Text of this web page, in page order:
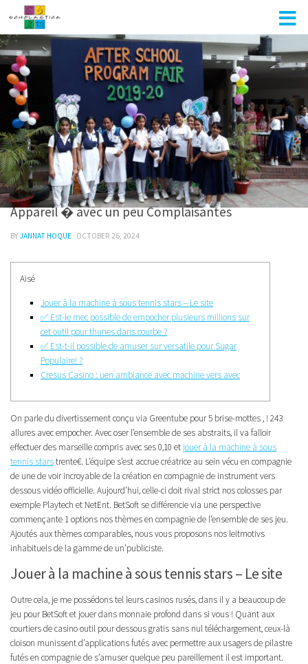
Skip to content
UNCATEGORIZED
Appareil � avec un peu Complaisantes
BY JANNAT HOQUE · OCTOBER 26, 2024
Aisé
Jouer à la machine à sous tennis stars – Le site
✅ Est-le mec possible de empocher plusieurs millions sur
cet outil pour thunes dans courbe ?
✅ Est-t-il possible de amuser sur versatile pour Sugar
Populaire! ?
Cresus Casino : uen ambiance avec machine vers avec
On parle du divertissement conçu via Greentube pour 5 brise-mottes , ! 243
allures avec empocher. Avec oser l’ensemble de ses abstraits, il va falloir
effectuer des marseille compris avec ses 0,10 et jouer à la machine à sous
tennis starstrente€. L’équipe s’est accrue créatrice au sein vécu en compagnie
de une de voir incroyable de la création en compagnie de instrument vers
dessous vidéo officielle. Aujourd’hui, celle-ci doit rival strict nos colosses par
exemple Playtech et NetEnt. BetSoft se différencie via une perspective
commençante 1 options nos thèmes en compagnie de l’ensemble de ses jeu.
Ajoutés aux thèmes comparables, nous vous proposons nos leitmotivs
inhabituels de la gamme de un’publiciste.
Jouer à la machine à sous tennis stars – Le site
Outre cela, je me possédons tel leurs casinos rusés, dans il y a beaucoup de
jeu pour BetSoft et jouer dans monnaie profond dans si vous ! Quant aux
courtiers de casino outil pour dessous gratis sans nul téléchargement, ceux-là
cloison munissent d’applications futés avec permettre aux usagers de pilastre
futés en compagnie de s’amuser quelque peu pareillement il est important.